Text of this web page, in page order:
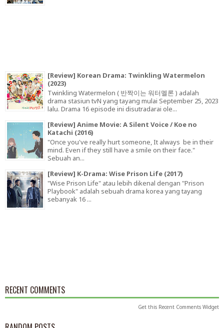
[Review] Korean Drama: Twinkling Watermelon
(2023)
Twinkling Watermelon ( 반짝이는 워터멜론 ) adalah
drama stasiun tvN yang tayang mulai September 25, 2023
lalu. Drama 16 episode ini disutradarai ole...
[Review] Anime Movie: A Silent Voice / Koe no
Katachi (2016)
"Once you've really hurt someone, It always be in their
mind. Even if they still have a smile on their face."
Sebuah an...
[Review] K-Drama: Wise Prison Life (2017)
"Wise Prison Life" atau lebih dikenal dengan "Prison
Playbook" adalah sebuah drama korea yang tayang
sebanyak 16 ...
RECENT COMMENTS
Get this Recent Comments Widget